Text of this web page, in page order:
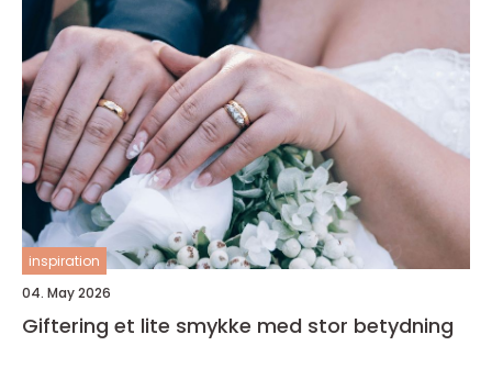
inspiration
04. May 2026
Giftering et lite smykke med stor betydning